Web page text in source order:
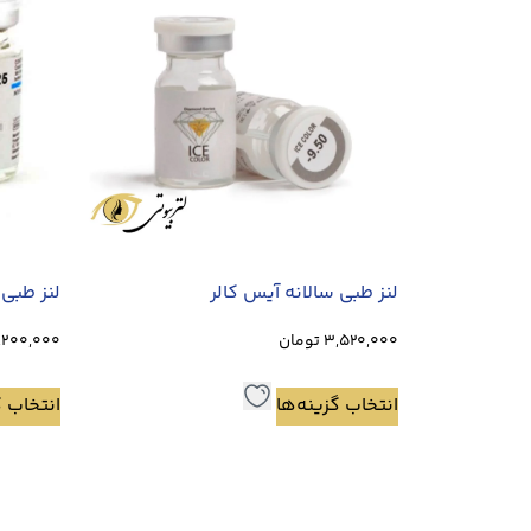
لنز طبی سالانه آیس کالر
3,520,000تومان
انتخاب گزینه‌ها
لنز